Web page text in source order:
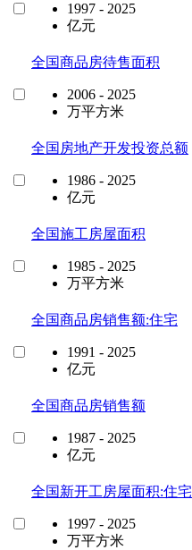
1997 - 2025
亿元
全国商品房待售面积
2006 - 2025
万平方米
全国房地产开发投资总额
1986 - 2025
亿元
全国施工房屋面积
1985 - 2025
万平方米
全国商品房销售额:住宅
1991 - 2025
亿元
全国商品房销售额
1987 - 2025
亿元
全国新开工房屋面积:住宅
1997 - 2025
万平方米